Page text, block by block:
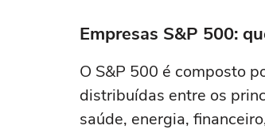
Empresas S&P 500:
O S&P 500 é composto
distribuídas entre os
saúde, energia,